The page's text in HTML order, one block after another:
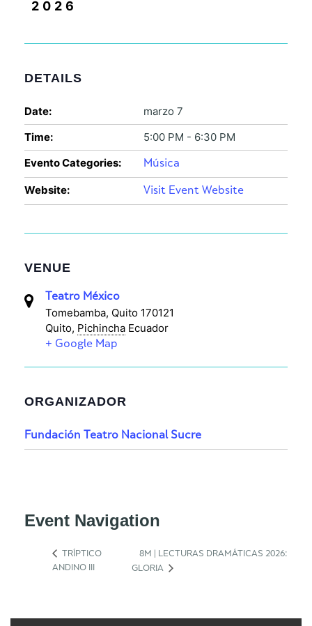
2026
DETAILS
Date:
marzo 7
Time:
5:00 PM - 6:30 PM
Evento Categories:
Música
Website: Visit Event Website
VENUE
Teatro México
Tomebamba, Quito 170121
Quito, Pichincha Ecuador
+ Google Map
ORGANIZADOR
Fundación Teatro Nacional Sucre
Event Navigation
TRÍPTICO
ANDINO III
8M | LECTURAS DRAMÁTICAS 2026:
GLORIA